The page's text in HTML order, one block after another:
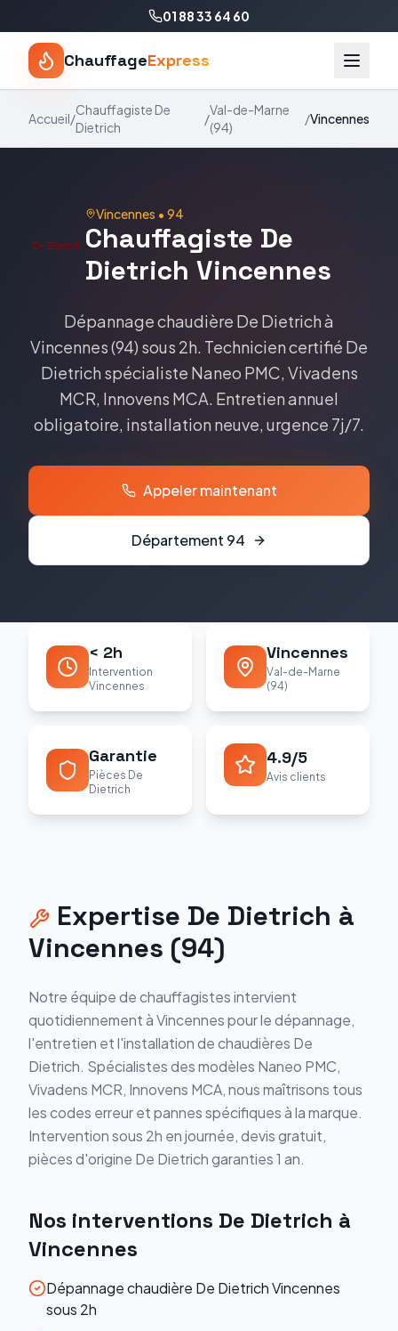
01 88 33 64 60
ChauffageExpress
Accueil/
Chauffagiste De
Dietrich
/
Val-de-Marne
(94)
/Vincennes
Vincennes • 94
Chauffagiste De
Dietrich Vincennes
Dépannage chaudière De Dietrichà
Vincennes(94) sous 2h. Technicien certifié De
Dietrich spécialiste Naneo PMC, Vivadens
MCR, Innovens MCA. Entretien annuel
obligatoire, installation neuve, urgence 7j/7.
Appeler maintenant
Département 94
< 2h
Intervention
Vincennes
Vincennes
Val-de-Marne
(94)
Garantie
Pièces De
Dietrich
4.9/5
Avis clients
Expertise De Dietrich à
Vincennes (94)
Notre équipe de chauffagistes intervient
quotidiennement àVincennespour le dépannage,
l'entretien et l'installation de chaudières De
Dietrich. Spécialistes des modèles Naneo PMC,
Vivadens MCR, Innovens MCA, nous maîtrisons tous
les codes erreur et pannes spécifiques à la marque.
Intervention sous 2h en journée, devis gratuit,
pièces d'origine De Dietrichgaranties 1 an.
Nos interventions De Dietrich à
Vincennes
Dépannage chaudière De Dietrich Vincennes
sous 2h